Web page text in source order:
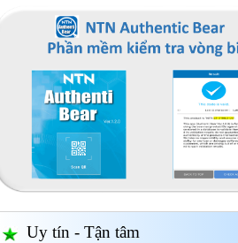
Uy tín - Tận tâm